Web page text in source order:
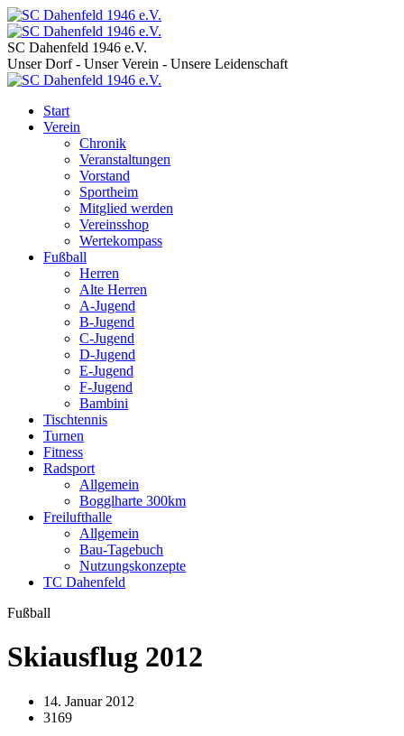
SC Dahenfeld 1946 e.V.
Unser Dorf - Unser Verein - Unsere Leidenschaft
Start
Verein
Chronik
Veranstaltungen
Vorstand
Sportheim
Mitglied werden
Vereinsshop
Wertekompass
Fußball
Herren
Alte Herren
A-Jugend
B-Jugend
C-Jugend
D-Jugend
E-Jugend
F-Jugend
Bambini
Tischtennis
Turnen
Fitness
Radsport
Allgemein
Bogglharte 300km
Freilufthalle
Allgemein
Bau-Tagebuch
Nutzungskonzepte
TC Dahenfeld
Fußball
Skiausflug 2012
14. Januar 2012
3169